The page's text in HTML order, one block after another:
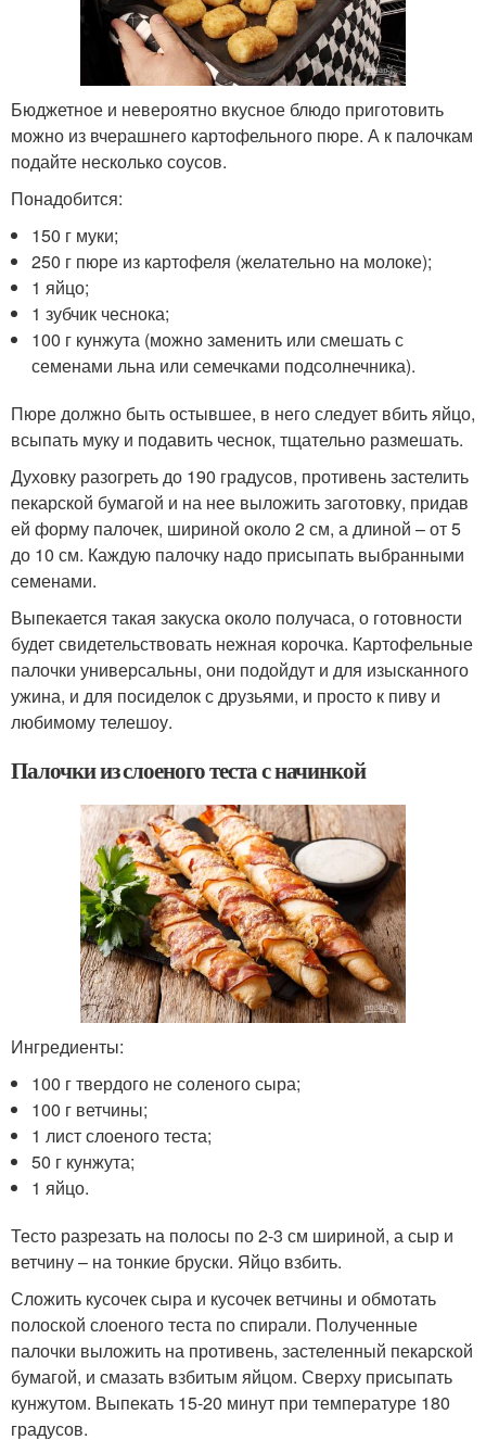
Бюджетное и невероятно вкусное блюдо приготовить
можно из вчерашнего картофельного пюре. А к палочкам
подайте несколько соусов.
Понадобится:
150 г муки;
250 г пюре из картофеля (желательно на молоке);
1 яйцо;
1 зубчик чеснока;
100 г кунжута (можно заменить или смешать с
семенами льна или семечками подсолнечника).
Пюре должно быть остывшее, в него следует вбить яйцо,
всыпать муку и подавить чеснок, тщательно размешать.
Духовку разогреть до 190 градусов, противень застелить
пекарской бумагой и на нее выложить заготовку, придав
ей форму палочек, шириной около 2 см, а длиной – от 5
до 10 см. Каждую палочку надо присыпать выбранными
семенами.
Выпекается такая закуска около получаса, о готовности
будет свидетельствовать нежная корочка. Картофельные
палочки универсальны, они подойдут и для изысканного
ужина, и для посиделок с друзьями, и просто к пиву и
любимому телешоу.
Палочки из слоеного теста с начинкой
Ингредиенты:
100 г твердого не соленого сыра;
100 г ветчины;
1 лист слоеного теста;
50 г кунжута;
1 яйцо.
Тесто разрезать на полосы по 2-3 см шириной, а сыр и
ветчину – на тонкие бруски. Яйцо взбить.
Сложить кусочек сыра и кусочек ветчины и обмотать
полоской слоеного теста по спирали. Полученные
палочки выложить на противень, застеленный пекарской
бумагой, и смазать взбитым яйцом. Сверху присыпать
кунжутом. Выпекать 15-20 минут при температуре 180
градусов.